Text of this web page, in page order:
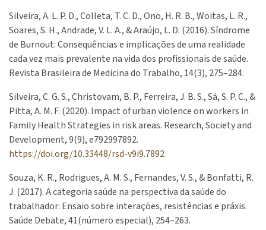
Silveira, A. L. P. D., Colleta, T. C. D., Ono, H. R. B., Woitas, L. R.,
Soares, S. H., Andrade, V. L. A., & Araújo, L. D. (2016). Síndrome
de Burnout: Consequências e implicações de uma realidade
cada vez mais prevalente na vida dos profissionais de saúde.
Revista Brasileira de Medicina do Trabalho, 14(3), 275–284.
Silveira, C. G. S., Christovam, B. P., Ferreira, J. B. S., Sá, S. P. C., &
Pitta, A. M. F. (2020). Impact of urban violence on workers in
Family Health Strategies in risk areas. Research, Society and
Development, 9(9), e792997892.
https://doi.org/10.33448/rsd-v9i9.7892
Souza, K. R., Rodrigues, A. M. S., Fernandes, V. S., & Bonfatti, R.
J. (2017). A categoria saúde na perspectiva da saúde do
trabalhador: Ensaio sobre interações, resistências e práxis.
Saúde Debate, 41(número especial), 254–263.